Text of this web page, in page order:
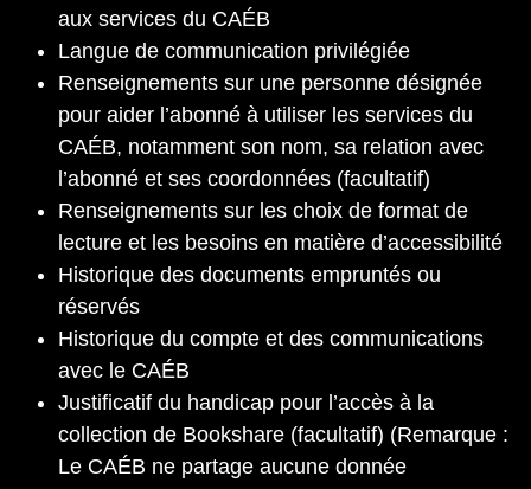
aux services du CAÉB
Langue de communication privilégiée
Renseignements sur une personne désignée
pour aider l’abonné à utiliser les services du
CAÉB, notamment son nom, sa relation avec
l’abonné et ses coordonnées (facultatif)
Renseignements sur les choix de format de
lecture et les besoins en matière d’accessibilité
Historique des documents empruntés ou
réservés
Historique du compte et des communications
avec le CAÉB
Justificatif du handicap pour l’accès à la
collection de Bookshare (facultatif) (Remarque :
Le CAÉB ne partage aucune donnée